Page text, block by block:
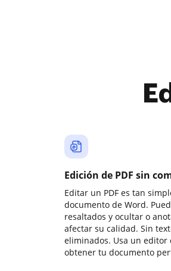
Edición de PDF sin
Editar un PDF es tan
documento de Word.
resaltados y ocultar o
afectar su calidad. Sin
eliminados. Usa un editor
obtener tu documento